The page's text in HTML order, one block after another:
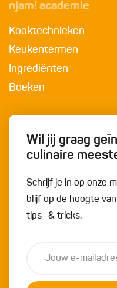
njam! academie
Kooktechnieken
Keukentermen
Ingrediënten
Boeken
Wil jij graag
culinaire
Schrijf je in op onze
blijf op de hoogte
tips- & tricks.